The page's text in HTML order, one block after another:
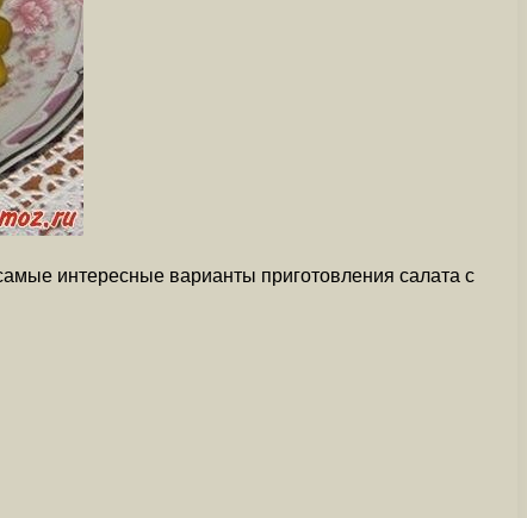
интересные варианты приготовления салата с